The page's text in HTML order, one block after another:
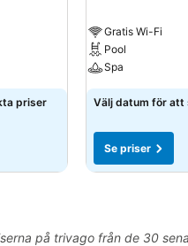
priser
Gratis Wi-Fi
Pool
Spa
Välj datum för att
Se priser
på trivago från de 30